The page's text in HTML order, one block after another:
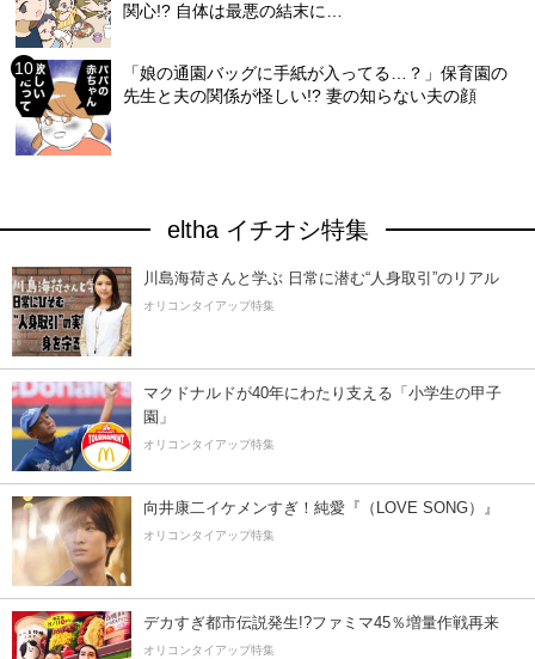
関心!? 自体は最悪の結末に…
「娘の通園バッグに手紙が入ってる…？」保育園の
先生と夫の関係が怪しい!? 妻の知らない夫の顔
eltha イチオシ特集
川島海荷さんと学ぶ 日常に潜む“人身取引”のリアル
オリコンタイアップ特集
マクドナルドが40年にわたり支える「小学生の甲子
園」
オリコンタイアップ特集
向井康二イケメンすぎ！純愛『（LOVE SONG）』
オリコンタイアップ特集
デカすぎ都市伝説発生!?ファミマ45％増量作戦再来
オリコンタイアップ特集